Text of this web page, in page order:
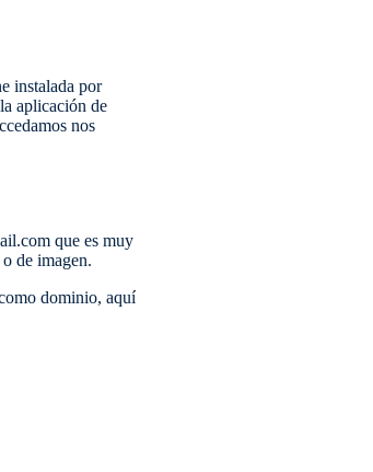
instalada por
aplicación de
nos
que es muy
de imagen.
dominio, aquí